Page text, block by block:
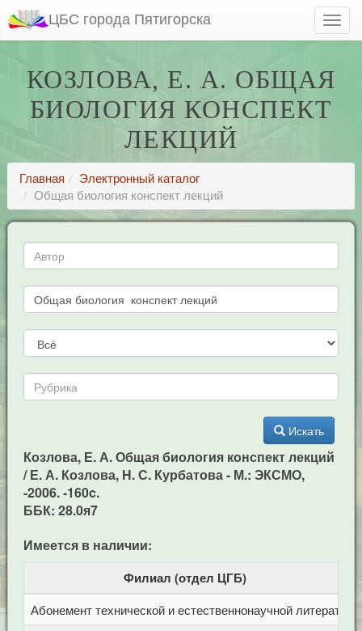
ЦБС города Пятигорска
КОЗЛОВА, Е. А. ОБЩАЯ
БИОЛОГИЯ КОНСПЕКТ
ЛЕКЦИЙ
Главная
Электронный каталог
Общая биология конспект лекций
Искать
Козлова, Е. А. Общая биология конспект лекций
/ Е. А. Козлова, Н. С. Курбатова - М.: ЭКСМО,
-2006. -160c.
ББК: 28.0я7
Имеется в наличии:
Филиал (отдел ЦГБ)
Абонемент технической и естественнонаучной литерат